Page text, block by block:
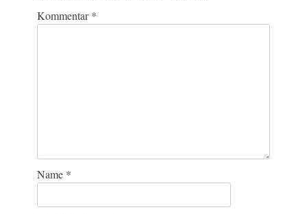
Kommentar*
Name *